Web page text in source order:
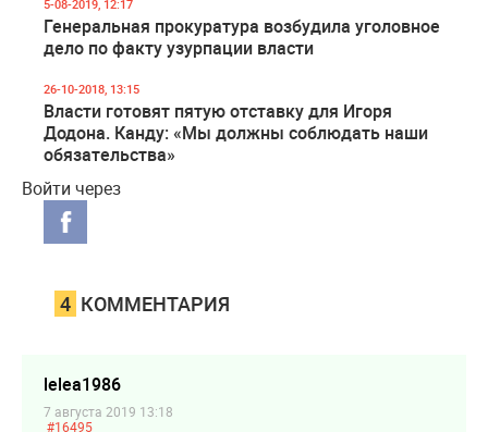
5-08-2019, 12:17
Генеральная прокуратура возбудила уголовное
дело по факту узурпации власти
26-10-2018, 13:15
Власти готовят пятую отставку для Игоря
Додона. Канду: «Мы должны соблюдать наши
обязательства»
Войти через
4 КОММЕНТАРИЯ
lelea1986
7 августа 2019 13:18
#16495